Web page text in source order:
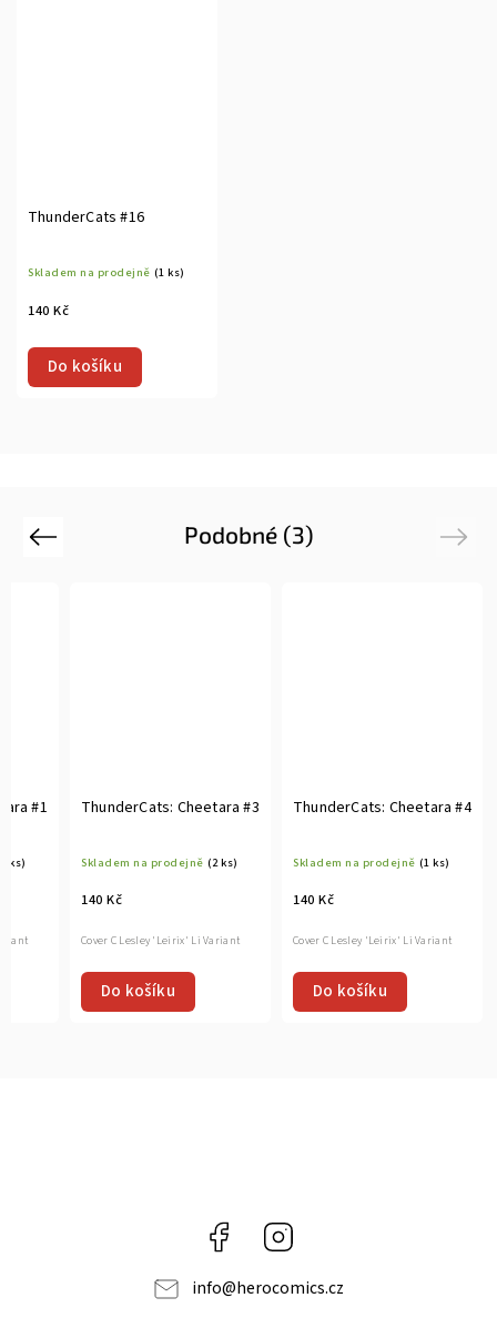
ThunderCats #16
Skladem na prodejně (1 ks)
140 Kč
Do košíku
Podobné (3)
Previous
#1
ks)
ThunderCats: Cheetara #3
Skladem na prodejně (2 ks)
140 Kč
Do košíku
Cover C Lesley 'Leirix' Li Variant
ThunderCats: Cheetara #4
Skladem na prodejně (1 ks)
140 Kč
Do košíku
Cover C Lesley 'Leirix' Li Variant
Next
Facebook
info@herocomics.cz